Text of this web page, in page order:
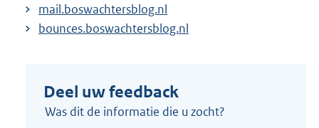
mail.boswachtersblog.nl
bounces.boswachtersblog.nl
Deel uw feedback
Was dit de informatie die u zocht?